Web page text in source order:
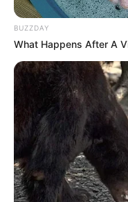
15:30 / 06 Avqust 2026
Azərbaycanda
çəkidənəziyyət
68
BUZZDAY
What Happens After A